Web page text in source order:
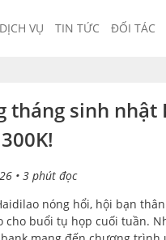
VỤ TIN TỨC ĐỐI TÁC
tháng sinh nhật
• 3 phút đọc
nóng hổi, hội bạn
cho buổi tụ họp cuối tuần.